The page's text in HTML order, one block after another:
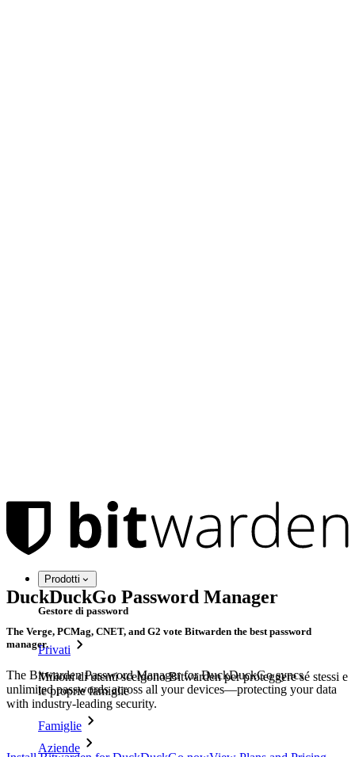
Prodotti
Gestore di password
Privati
Milioni di utenti scelgono Bitwarden per proteggere sé stessi e
le proprie famiglie
Famiglie
Aziende
DuckDuckGo Password Manager
The Verge, PCMag, CNET, and G2 vote Bitwarden the best password
manager.
The Bitwarden Password Manager for DuckDuckGo syncs
unlimited passwords across all your devices—protecting your data
with industry-leading security.